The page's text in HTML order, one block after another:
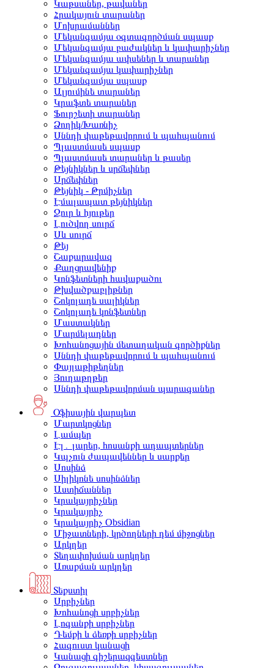
Կաթսաներ, թավաներ
Հրակայուն տարաներ
Մոխրամաններ
Մեկանգամյա օգտագործման սպասք
Մեկանգամյա բաժակներ և կափարիչներ
Մեկանգամյա ափսեներ և տարաներ
Մեկանգամյա կափարիչներ
Մեկանգամյա սպասք
Ալյումինե տարաներ
Կրաֆտե տարաներ
Ֆուրշետի տարաներ
Ձողիկ/Խառնիչ
Սննդի փաթեթավորում և պահպանում
Պլաստմասե սպասք
Պլաստմասե տարաներ և թասեր
Թեյնիկներ և սրճեփներ
Սրճեփներ
Թեյնիկ - Թրմիչներ
Էմալապատ թեյնիկներ
Ջուր և հյութեր
Լուծվող սուրճ
Սև սուրճ
Թեյ
Շաքարավազ
Քաղցրավենիք
Կոնֆետների հավաքածու
Թխվածքաբլիթներ
Շոկոլադե սալիկներ
Շոկոլադե կոնֆետներ
Մաստակներ
Մարմելադներ
Խոհանոցային մետաղական գործիքներ
Սննդի փաթեթավորում և պահպանում
Փայլաթիթեղներ
Յուղաթղթեր
Սննդի փաթեթավորման պարագաներ
Օֆիսային վարպետ
Մարտկոցներ
Լամպեր
Էլ․ լարեր, հոսանքի ադապտերներ
Կպչուն ժապավեններ և սարքեր
Սոսինձ
Սիլիկոնե սոսինձներ
Աստիճաններ
Կրակայրիչներ
Կրակայրիչ
Կրակայրիչ Obsidian
Միջատների, կրծողների դեմ միջոցներ
Արկղեր
Տեղափոխման արկղեր
Առաքման արկղեր
Տեքստիլ
Սրբիչներ
Խոհանոցի սրբիչներ
Լոգանքի սրբիչներ
Դեմքի և ձեռքի սրբիչներ
Հագուստ կանացի
Կանացի գիշերազգեստներ